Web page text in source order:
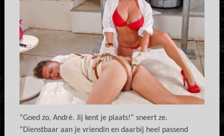
“Goed zo, André. Jij kent je plaats!” sneert ze.
“Dienstbaar aan je vriendin en daarbij heel passend